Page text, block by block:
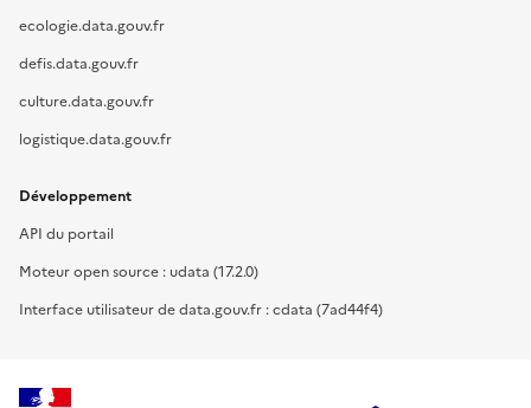
ecologie.data.gouv.fr
defis.data.gouv.fr
culture.data.gouv.fr
logistique.data.gouv.fr
Développement
API du portail
Moteur open source : udata (17.2.0)
Interface utilisateur de data.gouv.fr : cdata (7ad44f4)